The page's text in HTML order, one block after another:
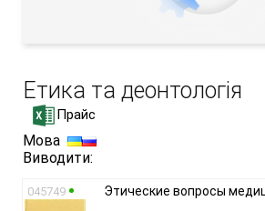
Етика та деонтологія
Прайс
Мова
Виводити:
045749 Этические вопросы